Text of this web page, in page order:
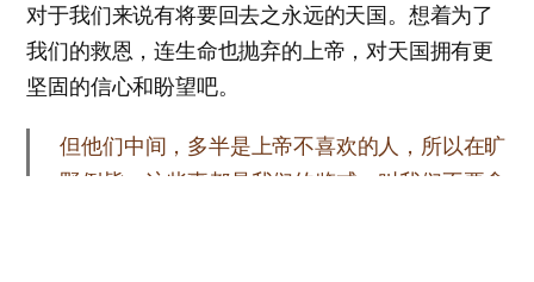
对于我们来说有将要回去之永远的天国。想着为了
我们的救恩，连生命也抛弃的上帝，对天国拥有更
坚固的信心和盼望吧。
但他们中间，多半是上帝不喜欢的人，所以在旷
野倒毙。这些事都是我们的鉴戒，叫我们不要贪